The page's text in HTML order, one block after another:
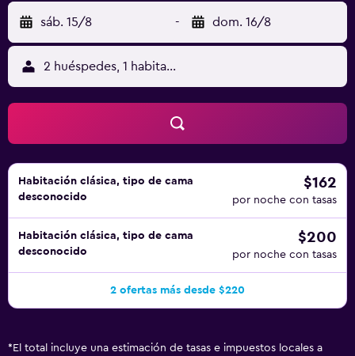
restaurantes y tiendas cerca. Se alquilan bicicletas en las
instalaciones.
sáb. 15/8 - dom. 16/8
2 huéspedes, 1 habitación
Habitación clásica, tipo de cama
desconocido
$162
por noche con tasas
Habitación clásica, tipo de cama
desconocido
$200
por noche con tasas
2 ofertas más desde $220
* El total incluye una estimación de tasas e impuestos locales a